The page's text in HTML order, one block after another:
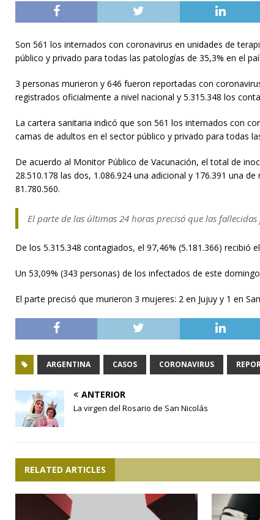
Son 561 los internados con coronavirus en unidades de
público y privado para todas las patologías de 35,3% en el
3 personas murieron y 646 fueron reportadas con
registrados oficialmente a nivel nacional y 5.315.348 los
La cartera sanitaria indicó que son 561 los internados con
camas de adultos en el sector público y privado para todas
De acuerdo al Monitor Público de Vacunación, el total de
28.510.178 las dos, 1.086.924 una adicional y 176.391 una
81.780.560.
El parte de las últimas 24 horas precisó que las
De los 5.315.348 contagiados, el 97,46% (5.181.366) recibió
Un 53,09% (343 personas) de los infectados de este
El parte precisó que murieron 3 mujeres: 2 en Jujuy y 1 en
ARGENTINA CASOS CORONAVIRUS
ANTERIOR
La virgen del Rosario de San Nicolás
RELATED ARTICLES